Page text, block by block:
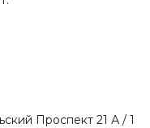
Проспект 21 А / 1